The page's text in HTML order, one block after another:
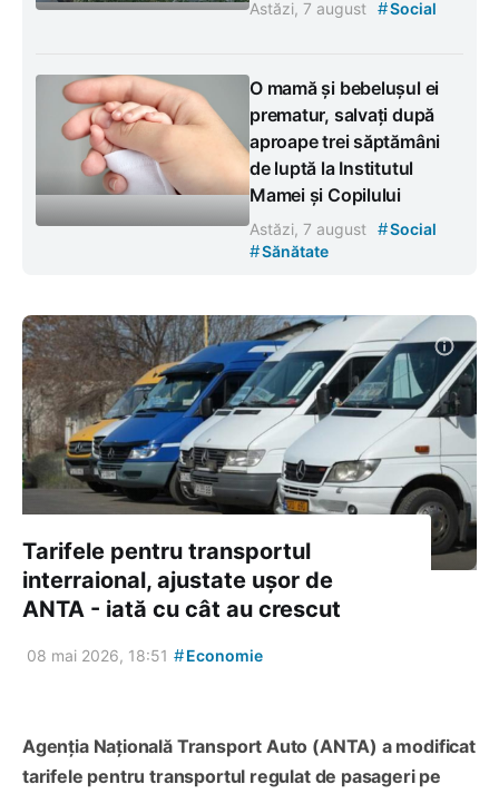
Astăzi, 7 august #Social
O mamă și bebelușul ei
prematur, salvați după
aproape trei săptămâni
de luptă la Institutul
Mamei și Copilului
Astăzi, 7 august #Social
#Sănătate
Tarifele pentru transportul
interraional, ajustate ușor de
ANTA - iată cu cât au crescut
08 mai 2026, 18:51 #Economie
Agenția Națională Transport Auto (ANTA) a modificat
tarifele pentru transportul regulat de pasageri pe